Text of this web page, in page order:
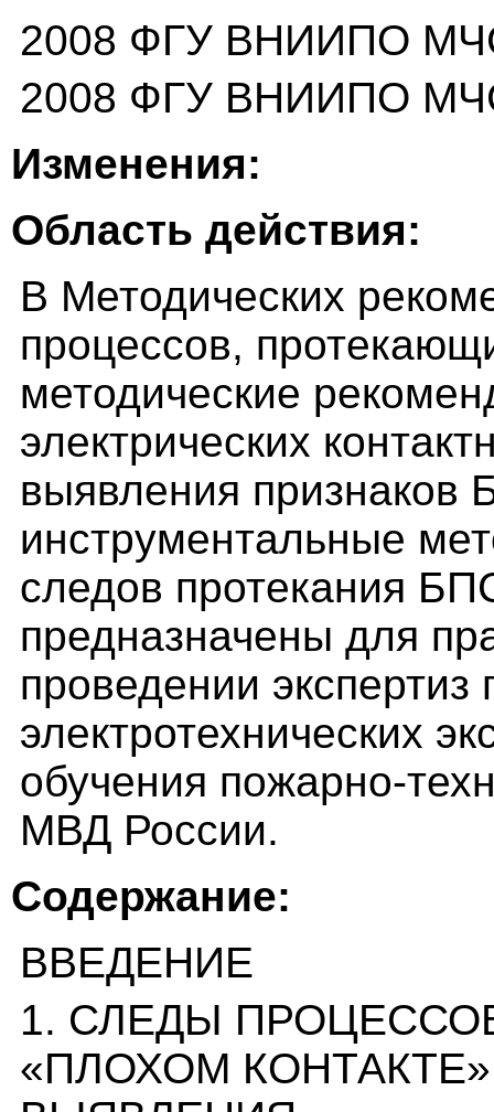
2008 ФГУ ВНИИПО
2008 ФГУ ВНИИПО
Изменения:
Область действия:
В Методических
процессов,
методические
электрических
выявления
инструментальные
следов протекания
предназначены для
проведении
электротехнических
обучения пожарно-
МВД России.
Содержание:
ВВЕДЕНИЕ
1. СЛЕДЫ
«ПЛОХОМ